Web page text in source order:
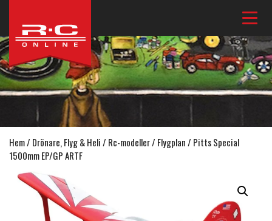
Hem/ Drönare, Flyg & Heli/ Rc-modeller/ Flygplan/ Pitts Special
1500mm EP/GP ARTF